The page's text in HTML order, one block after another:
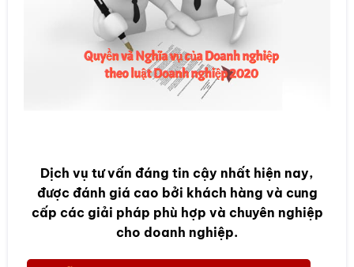
Dịch vụ tư vấn đáng tin cậy nhất hiện nay,
được đánh giá cao bởi khách hàng và cung
cấp các giải pháp phù hợp và chuyên nghiệp
cho doanh nghiệp.